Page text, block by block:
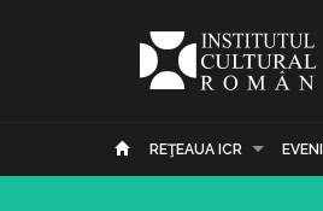
REŢEAUA ICR